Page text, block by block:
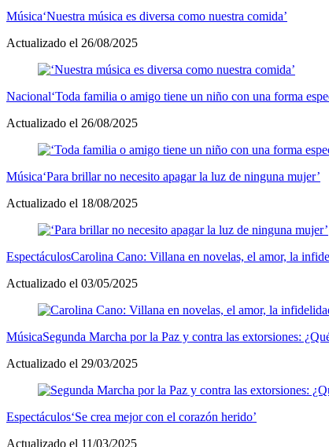
Música‘Nuestra música es diversa como nuestra comida’
Actualizado el 26/08/2025
Nacional‘Toda familia o amigo tiene un niño con una forma
Actualizado el 26/08/2025
Música‘Para brillar no necesito apagar la luz de ninguna mujer’
Actualizado el 18/08/2025
EspectáculosCarolina Cano: Villana en novelas, el amor, la
Actualizado el 03/05/2025
MúsicaSegunda Marcha por la Paz y contra las extorsiones:
Actualizado el 29/03/2025
Espectáculos‘Se crea mejor con el corazón herido’
Actualizado el 11/03/2025